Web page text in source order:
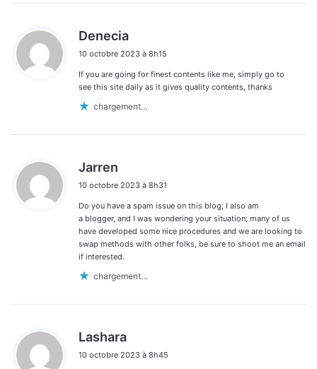
Denecia
t
:
10 octobre 2023 à 8h15
If you are going for finest contents like me, simply go to
see this site daily as it gives quality contents, thanks
chargement…
Jarren
t
:
10 octobre 2023 à 8h31
Do you have a spam issue on this blog; I also am
a blogger, and I was wondering your situation; many of us
have developed some nice procedures and we are looking to
swap methods with other folks, be sure to shoot me an email
if interested.
chargement…
Lashara
t
10 octobre 2023 à 8h45